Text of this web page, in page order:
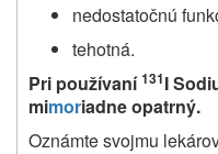
nedostatočnú
tehotná.
Pri používaní 131I
mimoriadne opatrný.
Oznámte svojmu